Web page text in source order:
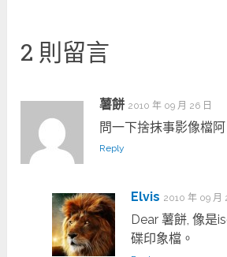
2 則留言
薯餅 2010 年 09 月 26 日
問一下捨抹事影像檔阿
Reply
Elvis 2010 年 09 月
Dear 薯餅, 像是
碟印象檔。